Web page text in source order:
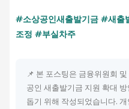
#소상공인새출발기금 #새출
조정 #부실차주
📌 본 포스팅은 금융위원회
공인 새출발기금 지원 확대
돕기 위해 작성되었습니다.